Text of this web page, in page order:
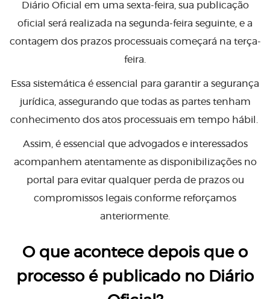
Diário Oficial em uma sexta-feira, sua publicação
oficial será realizada na segunda-feira seguinte, e a
contagem dos prazos processuais começará na terça-
feira.
Essa sistemática é essencial para garantir a segurança
jurídica, assegurando que todas as partes tenham
conhecimento dos atos processuais em tempo hábil.
Assim, é essencial que advogados e interessados
acompanhem atentamente as disponibilizações no
portal para evitar qualquer perda de prazos ou
compromissos legais conforme reforçamos
anteriormente.
O que acontece depois que o
processo é publicado no Diário